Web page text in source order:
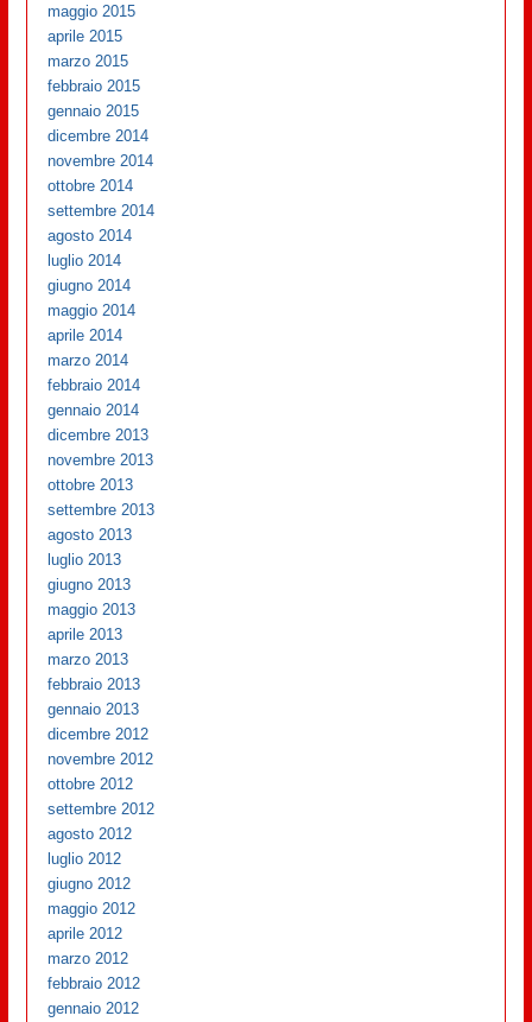
maggio 2015
aprile 2015
marzo 2015
febbraio 2015
gennaio 2015
dicembre 2014
novembre 2014
ottobre 2014
settembre 2014
agosto 2014
luglio 2014
giugno 2014
maggio 2014
aprile 2014
marzo 2014
febbraio 2014
gennaio 2014
dicembre 2013
novembre 2013
ottobre 2013
settembre 2013
agosto 2013
luglio 2013
giugno 2013
maggio 2013
aprile 2013
marzo 2013
febbraio 2013
gennaio 2013
dicembre 2012
novembre 2012
ottobre 2012
settembre 2012
agosto 2012
luglio 2012
giugno 2012
maggio 2012
aprile 2012
marzo 2012
febbraio 2012
gennaio 2012